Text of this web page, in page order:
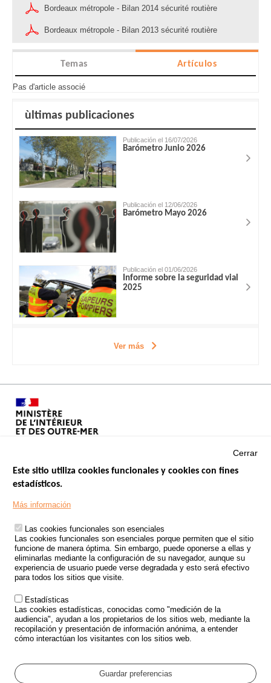
Bordeaux métropole - Bilan 2014 sécurité routière
Bordeaux métropole - Bilan 2013 sécurité routière
Temas Artículos
Pas d'article associé
ùltimas publicaciones
Publicación el 16/07/2026
Barómetro Junio 2026
Publicación el 12/06/2026
Barómetro Mayo 2026
Publicación el 01/06/2026
Informe sobre la seguridad vial
2025
Ver más
Footer
TRATAMIENTO DE DATOS PERSONALES PROCEDENTES DE
ACCIDENTES DE TRÁFICO
ESTUDIOS
CONVOCATORIA DE PROYECTOS DE ESTUDIOS
POLÍTICA DE SEGURIDAD VIAL
Outils
EVENTOS
GLOSARIO
Cerrar
Este sitio utiliza cookies funcionales y cookies con fines
estadísticos.
Más información
Las cookies funcionales son esenciales
Las cookies funcionales son esenciales porque permiten que el sitio
funcione de manera óptima. Sin embargo, puede oponerse a ellas y
eliminarlas mediante la configuración de su navegador, aunque su
experiencia de usuario puede verse degradada y esto será efectivo
para todos los sitios que visite.
Estadísticas
Las cookies estadísticas, conocidas como "medición de la
audiencia", ayudan a los propietarios de los sitios web, mediante la
recopilación y presentación de información anónima, a entender
cómo interactúan los visitantes con los sitios web.
Guardar preferencias